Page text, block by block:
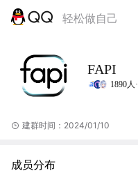
轻松做自己
FAPI
1890人·
建群时间：2024/01/10
成员分布